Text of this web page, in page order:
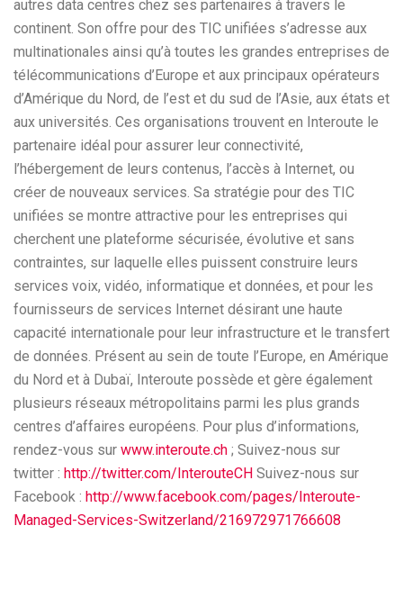
autres data centres chez ses partenaires à travers le
continent. Son offre pour des TIC unifiées s’adresse aux
multinationales ainsi qu’à toutes les grandes entreprises de
télécommunications d’Europe et aux principaux opérateurs
d’Amérique du Nord, de l’est et du sud de l’Asie, aux états et
aux universités. Ces organisations trouvent en Interoute le
partenaire idéal pour assurer leur connectivité,
l’hébergement de leurs contenus, l’accès à Internet, ou
créer de nouveaux services. Sa stratégie pour des TIC
unifiées se montre attractive pour les entreprises qui
cherchent une plateforme sécurisée, évolutive et sans
contraintes, sur laquelle elles puissent construire leurs
services voix, vidéo, informatique et données, et pour les
fournisseurs de services Internet désirant une haute
capacité internationale pour leur infrastructure et le transfert
de données. Présent au sein de toute l’Europe, en Amérique
du Nord et à Dubaï, Interoute possède et gère également
plusieurs réseaux métropolitains parmi les plus grands
centres d’affaires européens. Pour plus d’informations,
rendez-vous sur www.interoute.ch ; Suivez-nous sur
twitter : http://twitter.com/InterouteCH Suivez-nous sur
Facebook : http://www.facebook.com/pages/Interoute-
Managed-Services-Switzerland/216972971766608